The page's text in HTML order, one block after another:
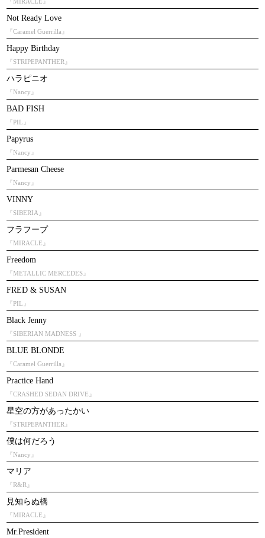
Not Ready Love
『Caramel Guerrilla』
Happy Birthday
『STRIPEPANTHER』
ハラピニオ
『Nancy』
BAD FISH
『PIL』
Papyrus
『Nancy』
Parmesan Cheese
『Nancy』
VINNY
『SIBERIA』
フラフープ
『MIRACLE』
Freedom
『METALLIC MERCEDES』
FRED & SUSAN
『PIL』
Black Jenny
『SIBERIAN MADNESS 』
BLUE BLONDE
『Caramel Guerrilla』
Practice Hand
『CRASHED SEDAN DRIVE』
星空の方があったかい
『STRIPEPANTHER』
僕は何だろう
『Nancy』
マリア
『R&R』
見知らぬ橋
『MIRACLE』
Mr.President